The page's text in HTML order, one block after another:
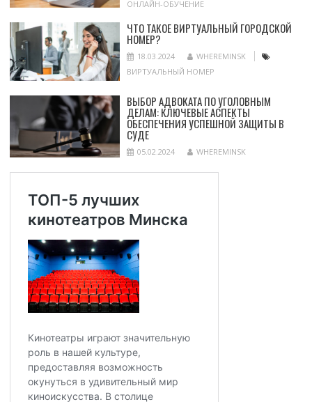
ОНЛАЙН-ОБУЧЕНИЕ
ЧТО ТАКОЕ ВИРТУАЛЬНЫЙ ГОРОДСКОЙ
НОМЕР?
18.03.2024
WHEREMINSK
ВИРТУАЛЬНЫЙ НОМЕР
ВЫБОР АДВОКАТА ПО УГОЛОВНЫМ
ДЕЛАМ: КЛЮЧЕВЫЕ АСПЕКТЫ
ОБЕСПЕЧЕНИЯ УСПЕШНОЙ ЗАЩИТЫ В
СУДЕ
05.02.2024 WHEREMINSK